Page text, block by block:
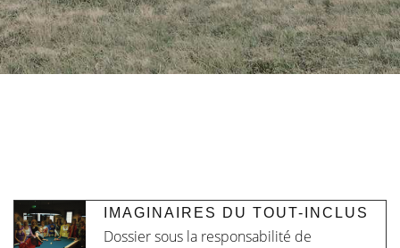
IMAGINAIRES DU TOUT-INCLUS
Dossier sous la responsabilité de